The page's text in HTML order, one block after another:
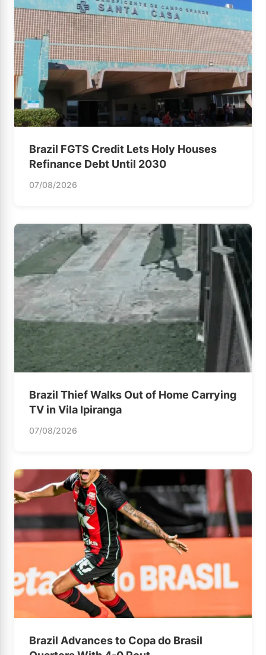
Brazil FGTS Credit Lets Holy Houses
Refinance Debt Until 2030
07/08/2026
Brazil Thief Walks Out of Home Carrying
TV in Vila Ipiranga
07/08/2026
Brazil Advances to Copa do Brasil